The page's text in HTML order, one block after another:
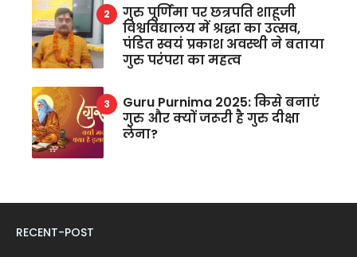
गुरु पूर्णिमा पर छत्रपति शाहूजी
विश्वविद्यालय में श्रद्धा का उत्सव,
पंडित स्वयं प्रकाश अवस्थी ने बताया
गुरु परंपरा का महत्व
Guru Purnima 2025: किसे बनाएं
गुरु और क्यों जरूरी है गुरु दीक्षा
लेना?
RECENT-POST